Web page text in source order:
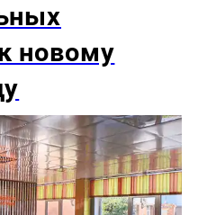
новому